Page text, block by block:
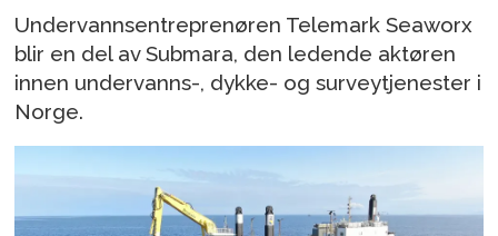
Undervannsentreprenøren Telemark Seaworx
blir en del av Submara, den ledende aktøren
innen undervanns-, dykke- og surveytjenester i
Norge.